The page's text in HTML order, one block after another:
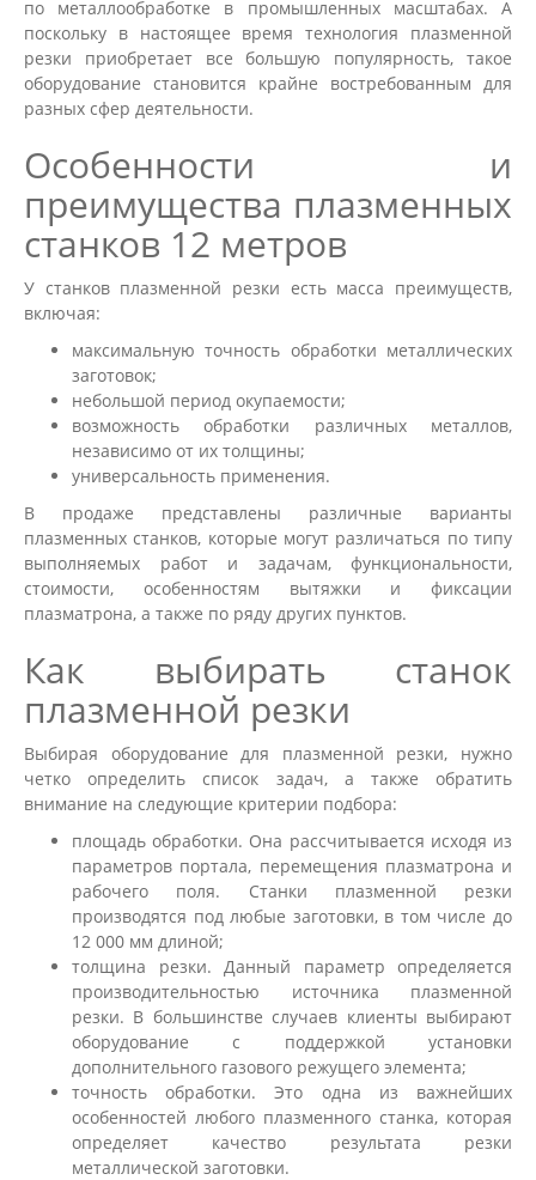
по металлообработке в промышленных масштабах. А
поскольку в настоящее время технология плазменной
резки приобретает все большую популярность, такое
оборудование становится крайне востребованным для
разных сфер деятельности.
Особенности и
преимущества плазменных
станков 12 метров
У станков плазменной резки есть масса преимуществ,
включая:
максимальную точность обработки металлических
заготовок;
небольшой период окупаемости;
возможность обработки различных металлов,
независимо от их толщины;
универсальность применения.
В продаже представлены различные варианты
плазменных станков, которые могут различаться по типу
выполняемых работ и задачам, функциональности,
стоимости, особенностям вытяжки и фиксации
плазматрона, а также по ряду других пунктов.
Как выбирать станок
плазменной резки
Выбирая оборудование для плазменной резки, нужно
четко определить список задач, а также обратить
внимание на следующие критерии подбора:
площадь обработки. Она рассчитывается исходя из
параметров портала, перемещения плазматрона и
рабочего поля. Станки плазменной резки
производятся под любые заготовки, в том числе до
12 000 мм длиной;
толщина резки. Данный параметр определяется
производительностью источника плазменной
резки. В большинстве случаев клиенты выбирают
оборудование с поддержкой установки
дополнительного газового режущего элемента;
точность обработки. Это одна из важнейших
особенностей любого плазменного станка, которая
определяет качество результата резки
металлической заготовки.